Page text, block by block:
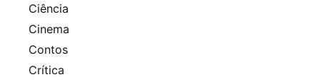
Ciência
Cinema
Contos
Crítica